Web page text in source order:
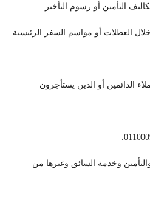
التأمين أو رسوم التأخير.
العطلات أو مواسم السفر الرئيسية.
الدائمين أو الذين يستأجرون
وخدمة السائق وغيرها من